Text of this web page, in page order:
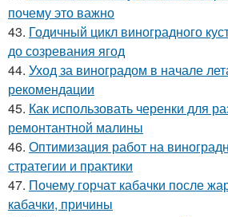
почему это важно
43. Годичный цикл виноградного
до созревания ягод
44. Уход за виноградом в начале
рекомендации
45. Как использовать черенки для
ремонтантной малины
46. Оптимизация работ на
стратегии и практики
47. Почему горчат кабачки после
кабачки, причины